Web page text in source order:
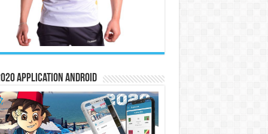
Application Android